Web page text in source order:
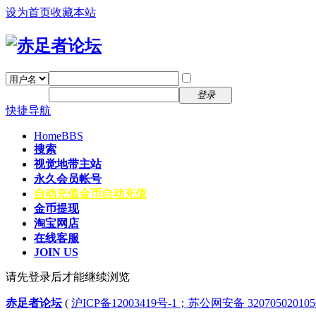
设为首页收藏本站
登录
快捷导航
HomeBBS
搜索
视觉地带主站
永久会员帐号
自动充值金币自动充值
金币提现
淘宝网店
在线客服
JOIN US
请先登录后才能继续浏览
赤足者论坛( 沪ICP备12003419号-1；苏公网安备